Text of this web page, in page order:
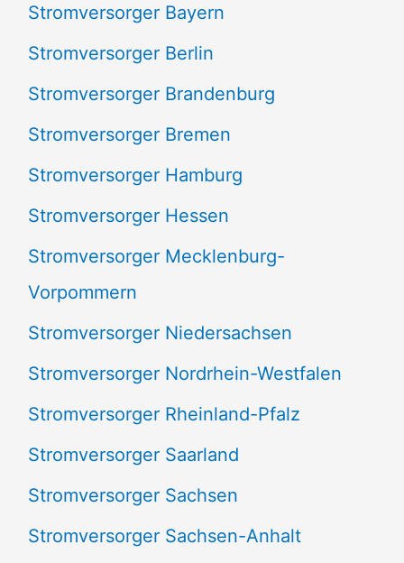
h
:
Stromversorger Bayern
Stromversorger Berlin
Stromversorger Brandenburg
Stromversorger Bremen
Stromversorger Hamburg
Stromversorger Hessen
Stromversorger Mecklenburg-
Vorpommern
Stromversorger Niedersachsen
Stromversorger Nordrhein-Westfalen
Stromversorger Rheinland-Pfalz
Stromversorger Saarland
Stromversorger Sachsen
Stromversorger Sachsen-Anhalt